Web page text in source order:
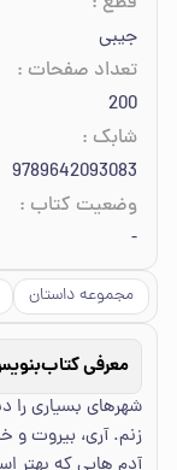
جیبی
تعداد صفحات :
200
شابک :
9789642093083
وضعیت کتاب :
-
مجموعه داستان
معرفی کتاب
شهرهای بسیاری را
زنم. آری، بیروت و